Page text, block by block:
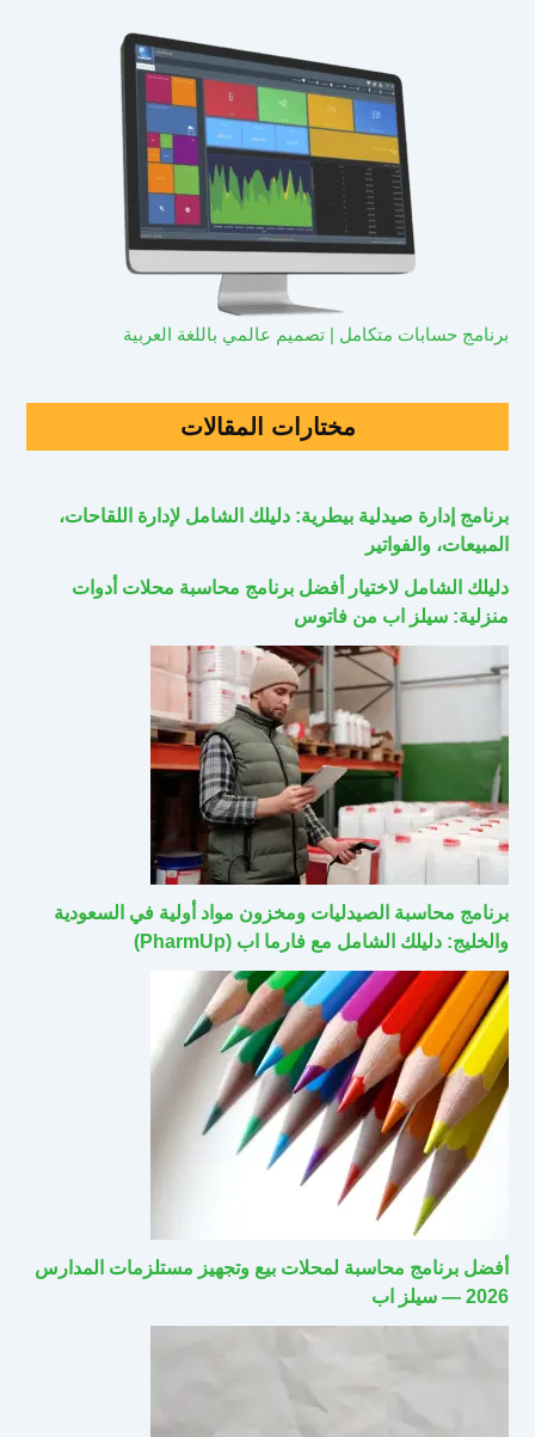
برنامج حسابات متكامل | تصميم عالمي باللغة العربية
مختارات المقالات
برنامج إدارة صيدلية بيطرية: دليلك الشامل لإدارة اللقاحات،
المبيعات، والفواتير
دليلك الشامل لاختيار أفضل برنامج محاسبة محلات أدوات
منزلية: سيلز اب من فاتوس
برنامج محاسبة الصيدليات ومخزون مواد أولية في السعودية
والخليج: دليلك الشامل مع فارما اب (PharmUp)
أفضل برنامج محاسبة لمحلات بيع وتجهيز مستلزمات المدارس
2026 — سيلز اب